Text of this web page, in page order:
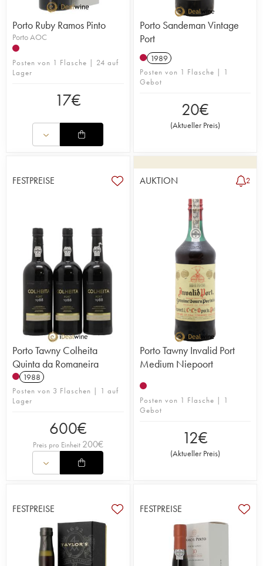
Porto Ruby Ramos Pinto
Porto AOC
Posten von 1 Flasche | 24 auf
Lager
17€
Porto Sandeman Vintage
Port
1989
Posten von 1 Flasche | 1
Gebot
20€
(Aktueller Preis)
FESTPREISE
Porto Tawny Colheita
Quinta da Romaneira
1988
Posten von 3 Flaschen | 1 auf
Lager
600€
Preis pro Einheit 200€
AUKTION 2
Porto Tawny Invalid Port
Medium Niepoort
Posten von 1 Flasche | 1
Gebot
12€
(Aktueller Preis)
FESTPREISE FESTPREISE